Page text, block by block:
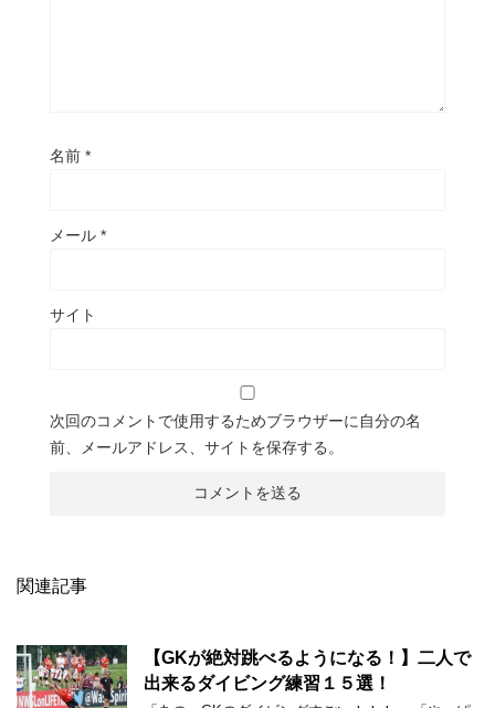
名前 *
メール *
サイト
次回のコメントで使用するためブラウザーに自分の名
前、メールアドレス、サイトを保存する。
関連記事
【GKが絶対跳べるようになる！】二人で
出来るダイビング練習１５選！